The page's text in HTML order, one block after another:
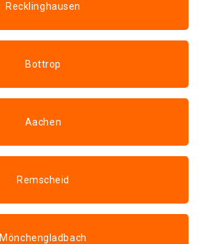
Recklinghausen
Bottrop
Aachen
Remscheid
Mönchengladbach